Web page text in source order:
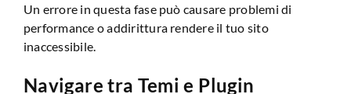
Un errore in questa fase può causare problemi di
performance o addirittura rendere il tuo sito
inaccessibile.
Navigare tra Temi e Plugin